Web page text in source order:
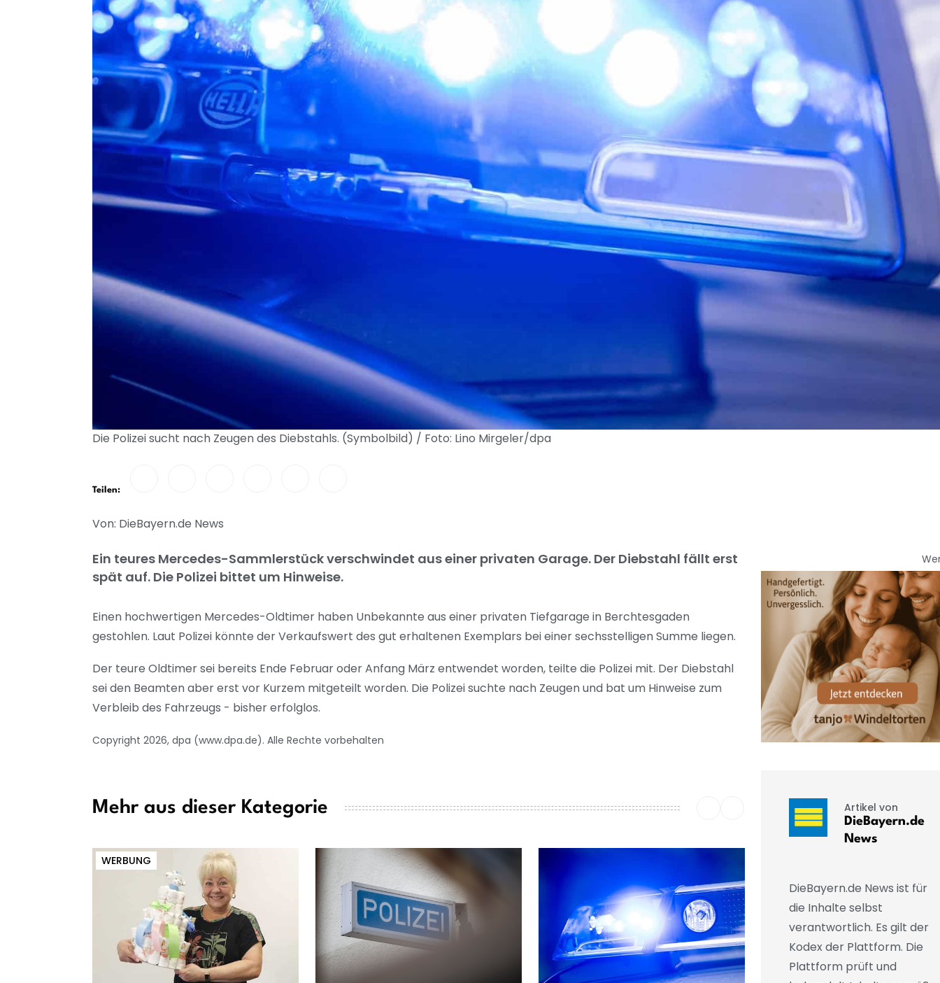
Die Polizei sucht nach Zeugen des Diebstahls. (Symbolbild) / Foto: Lino Mirgeler/dpa
Teilen:
Von: DieBayern.de News
Ein teures Mercedes-Sammlerstück verschwindet aus einer privaten Garage. Der Diebstahl fällt erst
spät auf. Die Polizei bittet um Hinweise.
Einen hochwertigen Mercedes-Oldtimer haben Unbekannte aus einer privaten Tiefgarage in Berchtesgaden
gestohlen. Laut Polizei könnte der Verkaufswert des gut erhaltenen Exemplars bei einer sechsstelligen Summe liegen.
Der teure Oldtimer sei bereits Ende Februar oder Anfang März entwendet worden, teilte die Polizei mit. Der Diebstahl
sei den Beamten aber erst vor Kurzem mitgeteilt worden. Die Polizei suchte nach Zeugen und bat um Hinweise zum
Verbleib des Fahrzeugs - bisher erfolglos.
Copyright 2026, dpa (www.dpa.de). Alle Rechte vorbehalten
Mehr aus dieser Kategorie
WERBUNG
Artikel von
DieBayern.de
News
DieBayern.de News ist für
die Inhalte selbst
verantwortlich. Es gilt der
Kodex der Plattform. Die
Plattform prüft und